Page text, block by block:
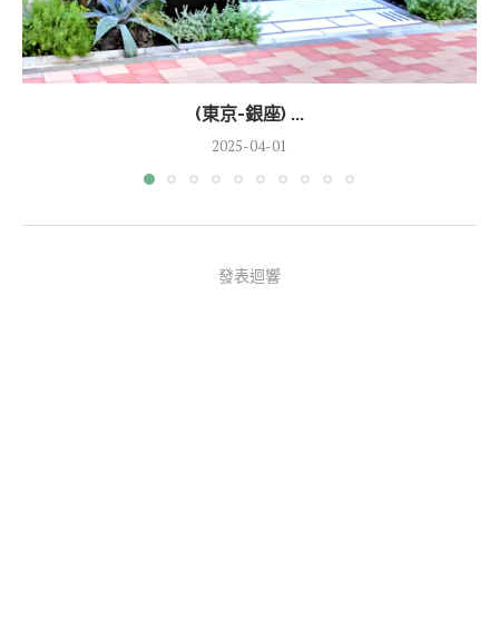
(東京-銀座) ...
2025-04-01
發表迴響